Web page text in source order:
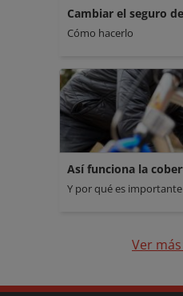
Cambiar el seguro
Cómo hacerlo
Así funciona la
Y por qué es importante
Ver